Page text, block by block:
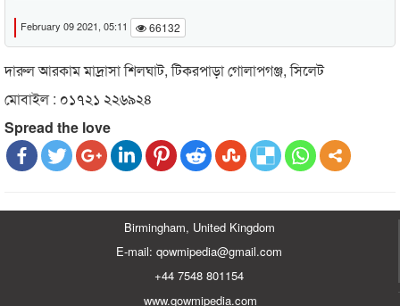
February 09 2021, 05:11 66132
দারুল আরকাম মাদ্রাসা শিলঘাট, টিকরপাড়া গোলাপগঞ্জ, সিলেট
মোবাইল : ০১৭২১ ২২৬৯২৪
Spread the love
Birmingham, United Kingdom
E-mail: qowmipedia@gmail.com
+44 7548 801154
www.qowmipedia.com